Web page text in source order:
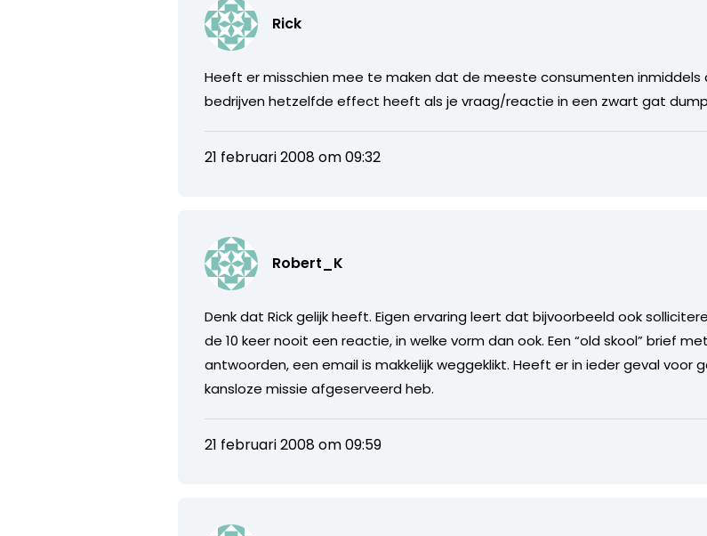
Rick
Heeft er misschien mee te maken dat de meeste consumenten
bedrijven hetzelfde effect heeft als je vraag/reactie in een zwart gat
21 februari 2008 om 09:32
Robert_K
Denk dat Rick gelijk heeft. Eigen ervaring leert dat bijvoorbeeld ook
de 10 keer nooit een reactie, in welke vorm dan ook. Een “old skool” brief
antwoorden, een email is makkelijk weggeklikt. Heeft er in ieder geval voor
kansloze missie afgeserveerd heb.
21 februari 2008 om 09:59